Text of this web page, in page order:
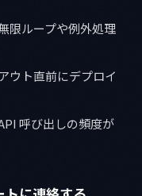
限ループや例外処理
ウト直前にデプロイ
呼び出しの頻度が